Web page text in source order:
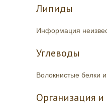
Липиды
Информация
Углеводы
Волокнистые белки
Организация